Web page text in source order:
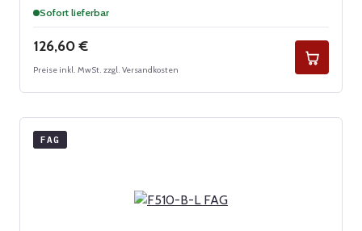
Sofort lieferbar
Regulärer Preis:
126,60 €
Preise inkl. MwSt. zzgl. Versandkosten
FAG